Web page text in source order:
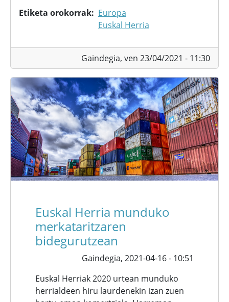
Etiketa orokorrak
Europa
Euskal Herria
Gaindegia, ven 23/04/2021 - 11:30
Euskal Herria munduko
merkataritzaren
bidegurutzean
Gaindegia, 2021-04-16 - 10:51
Euskal Herriak 2020 urtean munduko
herrialdeen hiru laurdenekin izan zuen